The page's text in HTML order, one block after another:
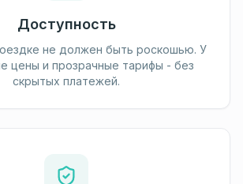
Доступность
не должен быть роскошью. У
цены и прозрачные тарифы - без
скрытых платежей.